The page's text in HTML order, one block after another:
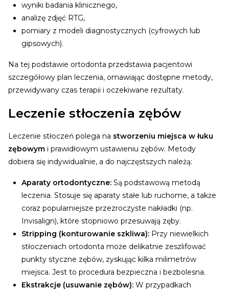
wyniki badania klinicznego,
analizę zdjęć RTG,
pomiary z modeli diagnostycznych (cyfrowych lub
gipsowych).
Na tej podstawie ortodonta przedstawia pacjentowi
szczegółowy plan leczenia, omawiając dostępne metody,
przewidywany czas terapii i oczekiwane rezultaty.
Leczenie stłoczenia zębów
Leczenie stłoczeń polega na stworzeniu miejsca w łuku
zębowym i prawidłowym ustawieniu zębów. Metody
dobiera się indywidualnie, a do najczęstszych należą:
Aparaty ortodontyczne: Są podstawową metodą
leczenia. Stosuje się aparaty stałe lub ruchome, a także
coraz popularniejsze przezroczyste nakładki (np.
Invisalign), które stopniowo przesuwają zęby.
Stripping (konturowanie szkliwa): Przy niewielkich
stłoczeniach ortodonta może delikatnie zeszlifować
punkty styczne zębów, zyskując kilka milimetrów
miejsca. Jest to procedura bezpieczna i bezbolesna.
Ekstrakcje (usuwanie zębów): W przypadkach